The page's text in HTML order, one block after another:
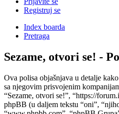
Registruj se
Index boarda
Pretraga
Sezame, otvori se! -
Ova polisa objašnjava u detalje
sa njegovim prisvojenim
“Sezame, otvori se!”, “https://
phpBB (u daljem tekstu “oni”,